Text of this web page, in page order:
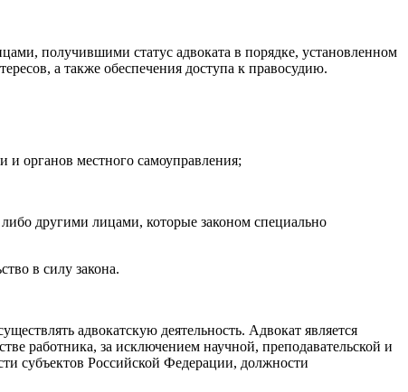
получившими статус адвоката в порядке, установленном
а также обеспечения доступа к правосудию.
и органов местного самоуправления;
другими лицами, которые законом специально
в силу закона.
адвокатскую деятельность. Адвокат является
работника, за исключением научной, преподавательской и
субъектов Российской Федерации, должности